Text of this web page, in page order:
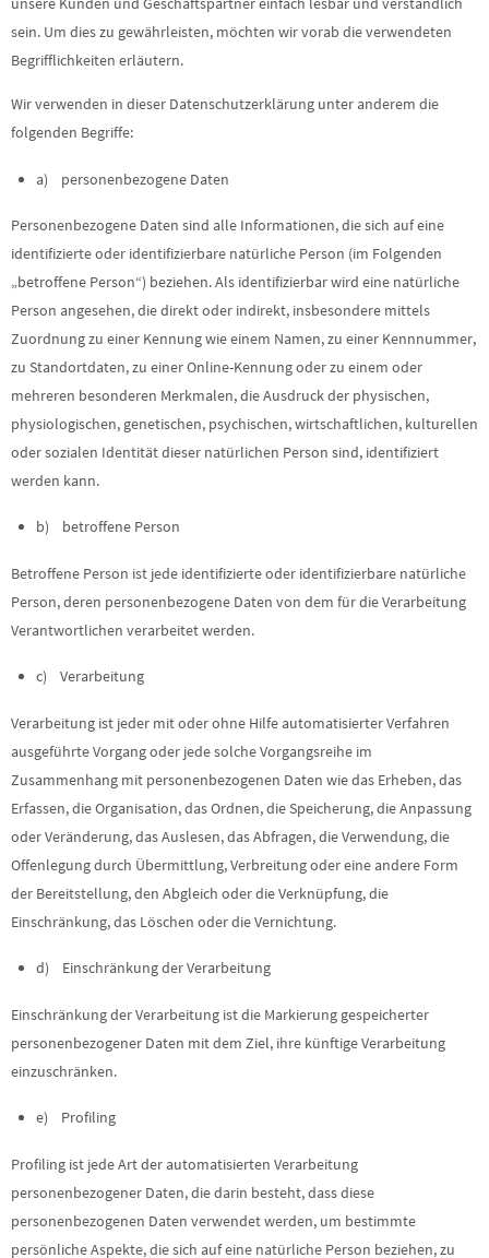
sein. Um dies zu gewährleisten, möchten wir vorab die verwendeten
Begrifflichkeiten erläutern.
Wir verwenden in dieser Datenschutzerklärung unter anderem die
folgenden Begriffe:
a) personenbezogene Daten
Personenbezogene Daten sind alle Informationen, die sich auf eine
identifizierte oder identifizierbare natürliche Person (im Folgenden
„betroffene Person“) beziehen. Als identifizierbar wird eine natürliche
Person angesehen, die direkt oder indirekt, insbesondere mittels
Zuordnung zu einer Kennung wie einem Namen, zu einer Kennnummer,
zu Standortdaten, zu einer Online-Kennung oder zu einem oder
mehreren besonderen Merkmalen, die Ausdruck der physischen,
physiologischen, genetischen, psychischen, wirtschaftlichen, kulturellen
oder sozialen Identität dieser natürlichen Person sind, identifiziert
werden kann.
b) betroffene Person
Betroffene Person ist jede identifizierte oder identifizierbare natürliche
Person, deren personenbezogene Daten von dem für die Verarbeitung
Verantwortlichen verarbeitet werden.
c) Verarbeitung
Verarbeitung ist jeder mit oder ohne Hilfe automatisierter Verfahren
ausgeführte Vorgang oder jede solche Vorgangsreihe im
Zusammenhang mit personenbezogenen Daten wie das Erheben, das
Erfassen, die Organisation, das Ordnen, die Speicherung, die Anpassung
oder Veränderung, das Auslesen, das Abfragen, die Verwendung, die
Offenlegung durch Übermittlung, Verbreitung oder eine andere Form
der Bereitstellung, den Abgleich oder die Verknüpfung, die
Einschränkung, das Löschen oder die Vernichtung.
d) Einschränkung der Verarbeitung
Einschränkung der Verarbeitung ist die Markierung gespeicherter
personenbezogener Daten mit dem Ziel, ihre künftige Verarbeitung
einzuschränken.
e) Profiling
Profiling ist jede Art der automatisierten Verarbeitung
personenbezogener Daten, die darin besteht, dass diese
personenbezogenen Daten verwendet werden, um bestimmte
persönliche Aspekte, die sich auf eine natürliche Person beziehen, zu